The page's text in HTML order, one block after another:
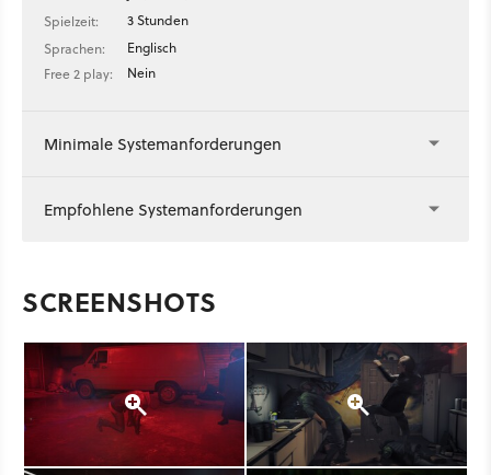
Spielzeit:
3 Stunden
Sprachen:
Englisch
Free 2 play:
Nein
Minimale Systemanforderungen
Empfohlene Systemanforderungen
SCREENSHOTS